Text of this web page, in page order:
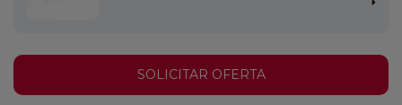
SOLICITAR OFERTA